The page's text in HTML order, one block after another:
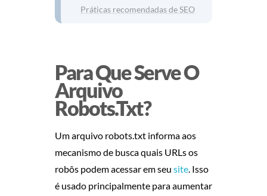
X
N
O
E
U
Práticas recomendadas de SEO
Para Que Serve O
Arquivo
Robots.txt?
Um arquivo robots.txt informa aos
mecanismo de busca quais URLs os
robôs podem acessar em seu site. Isso
é usado principalmente para aumentar